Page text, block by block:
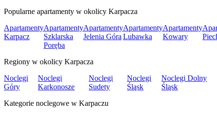
Popularne apartamenty w okolicy Karpacza
Apartamenty
Karpacz
Apartamenty
Szklarska
Poręba
Apartamenty
Jelenia Góra
Apartamenty
Lubawka
Apartamenty
Kowary
Regiony w okolicy Karpacza
Noclegi
Góry
Noclegi
Karkonosze
Noclegi
Sudety
Noclegi
Śląsk
Noclegi Dolny
Śląsk
Kategorie noclegowe w Karpaczu